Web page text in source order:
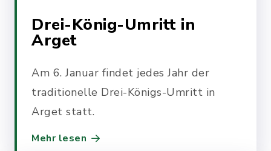
Drei-König-Umritt in
Arget
Am 6. Januar findet jedes Jahr der
traditionelle Drei-Königs-Umritt in
Arget statt.
Mehr lesen